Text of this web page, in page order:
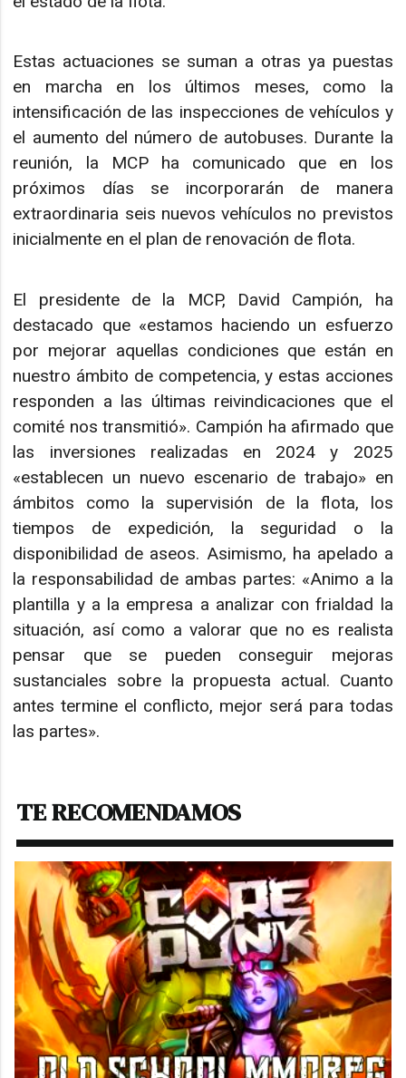
Estas actuaciones se suman a otras ya puestas
en marcha en los últimos meses, como la
intensificación de las inspecciones de vehículos y
el aumento del número de autobuses. Durante la
reunión, la MCP ha comunicado que en los
próximos días se incorporarán de manera
extraordinaria seis nuevos vehículos no previstos
inicialmente en el plan de renovación de flota.
El presidente de la MCP, David Campión, ha
destacado que «estamos haciendo un esfuerzo
por mejorar aquellas condiciones que están en
nuestro ámbito de competencia, y estas acciones
responden a las últimas reivindicaciones que el
comité nos transmitió». Campión ha afirmado que
las inversiones realizadas en 2024 y 2025
«establecen un nuevo escenario de trabajo» en
ámbitos como la supervisión de la flota, los
tiempos de expedición, la seguridad o la
disponibilidad de aseos. Asimismo, ha apelado a
la responsabilidad de ambas partes: «Animo a la
plantilla y a la empresa a analizar con frialdad la
situación, así como a valorar que no es realista
pensar que se pueden conseguir mejoras
sustanciales sobre la propuesta actual. Cuanto
antes termine el conflicto, mejor será para todas
las partes».
TE RECOMENDAMOS